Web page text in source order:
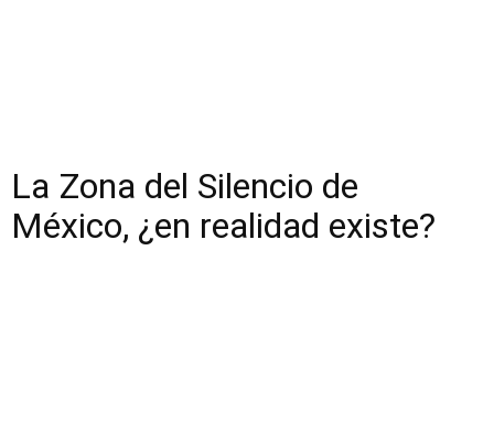
La Zona del Silencio de
México, ¿en realidad existe?